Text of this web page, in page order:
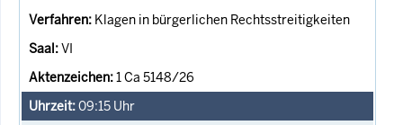
Klagen in bürgerlichen Rechtsstreitigkeiten
VI
1 Ca 5148/26
09:15 Uhr